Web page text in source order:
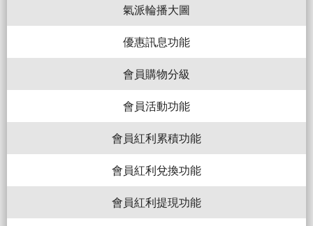
氣派輪播大圖
優惠訊息功能
會員購物分級
會員活動功能
會員紅利累積功能
會員紅利兌換功能
會員紅利提現功能